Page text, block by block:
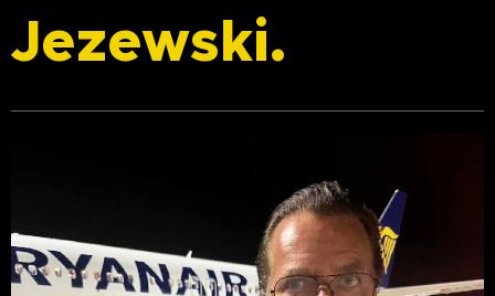
Jezewski.